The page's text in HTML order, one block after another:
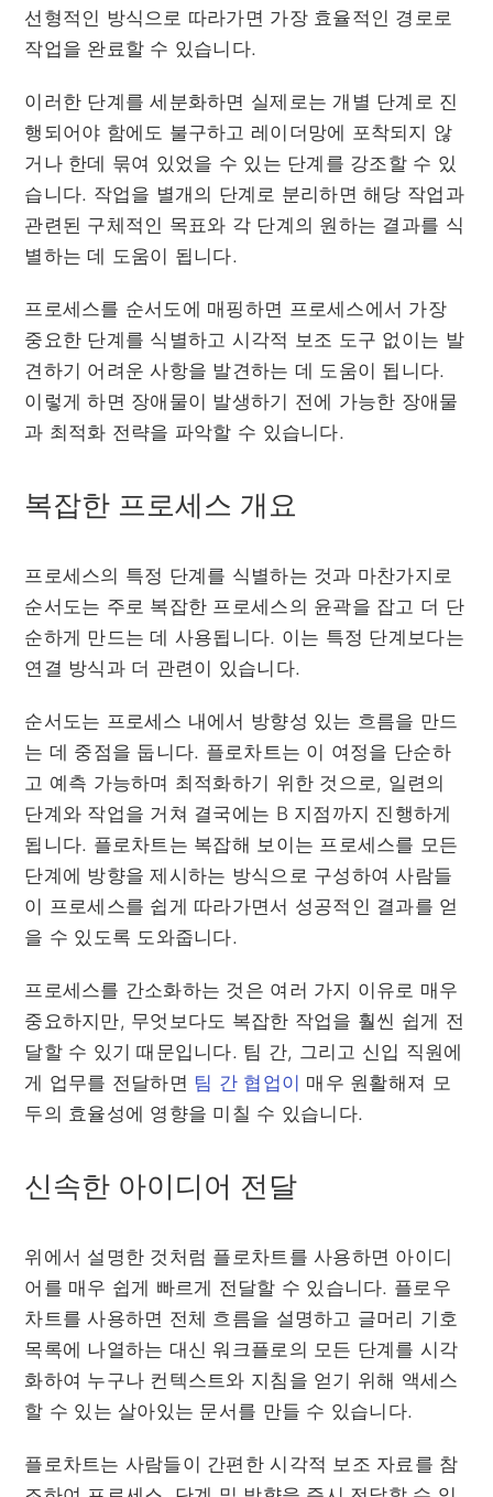
선형적인 방식으로 따라가면 가장 효율적인 경로로
작업을 완료할 수 있습니다.
이러한 단계를 세분화하면 실제로는 개별 단계로 진
행되어야 함에도 불구하고 레이더망에 포착되지 않
거나 한데 묶여 있었을 수 있는 단계를 강조할 수 있
습니다. 작업을 별개의 단계로 분리하면 해당 작업과
관련된 구체적인 목표와 각 단계의 원하는 결과를 식
별하는 데 도움이 됩니다.
프로세스를 순서도에 매핑하면 프로세스에서 가장
중요한 단계를 식별하고 시각적 보조 도구 없이는 발
견하기 어려운 사항을 발견하는 데 도움이 됩니다.
이렇게 하면 장애물이 발생하기 전에 가능한 장애물
과 최적화 전략을 파악할 수 있습니다.
복잡한 프로세스 개요
프로세스의 특정 단계를 식별하는 것과 마찬가지로
순서도는 주로 복잡한 프로세스의 윤곽을 잡고 더 단
순하게 만드는 데 사용됩니다. 이는 특정 단계보다는
연결 방식과 더 관련이 있습니다.
순서도는 프로세스 내에서 방향성 있는 흐름을 만드
는 데 중점을 둡니다. 플로차트는 이 여정을 단순하
고 예측 가능하며 최적화하기 위한 것으로, 일련의
단계와 작업을 거쳐 결국에는 B 지점까지 진행하게
됩니다. 플로차트는 복잡해 보이는 프로세스를 모든
단계에 방향을 제시하는 방식으로 구성하여 사람들
이 프로세스를 쉽게 따라가면서 성공적인 결과를 얻
을 수 있도록 도와줍니다.
프로세스를 간소화하는 것은 여러 가지 이유로 매우
중요하지만, 무엇보다도 복잡한 작업을 훨씬 쉽게 전
달할 수 있기 때문입니다. 팀 간, 그리고 신입 직원에
게 업무를 전달하면 팀 간 협업이 매우 원활해져 모
두의 효율성에 영향을 미칠 수 있습니다.
신속한 아이디어 전달
위에서 설명한 것처럼 플로차트를 사용하면 아이디
어를 매우 쉽게 빠르게 전달할 수 있습니다. 플로우
차트를 사용하면 전체 흐름을 설명하고 글머리 기호
목록에 나열하는 대신 워크플로의 모든 단계를 시각
화하여 누구나 컨텍스트와 지침을 얻기 위해 액세스
할 수 있는 살아있는 문서를 만들 수 있습니다.
플로차트는 사람들이 간편한 시각적 보조 자료를 참